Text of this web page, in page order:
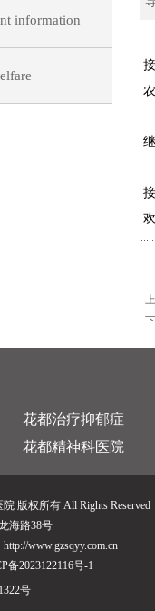
information
花都治疗抑郁症
花都精神科医院
版权所有 All Rights Reserved
海路38号
www.gzsqyy.com.cn
备2023122116号-1
号